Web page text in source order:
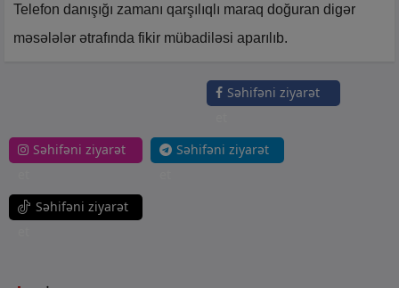
Telefon danışığı zamanı qarşılıqlı maraq doğuran digər
məsələlər ətrafında fikir mübadiləsi aparılıb.
Səhifəni ziyarət
Səhifəni ziyarət
Səhifəni ziyarət
Səhifəni ziyarət